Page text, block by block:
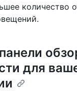
количество
для